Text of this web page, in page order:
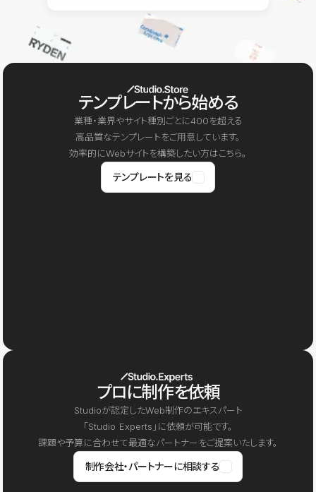
テンプレートから始める
業種・業界やサイト種別ごとに400を超える
高品質なテンプレートをご用意しています。
効率的にWebサイトを構築したい方はこちら。
テンプレートを見る
プロに制作を依頼
Studioが認定したWeb制作のエキスパート
「Studio Experts」に依頼が可能です。
課題や予算に合わせて最適なパートナーをご提案いたします。
制作会社・パートナーに相談する